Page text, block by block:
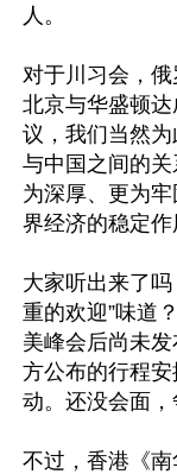
人。
对于川习会，
北京与华盛顿
议，我们当然为
与中国之间的
为深厚、更为
界经济的稳定
大家听出来了
重的欢迎”味道
美峰会后尚未
方公布的行程
动。还没会面，
不过，香港《